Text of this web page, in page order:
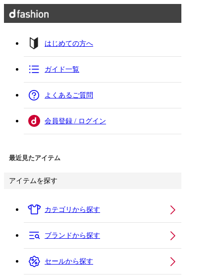
はじめての方へ
ガイド一覧
よくあるご質問
会員登録 / ログイン
最近見たアイテム
アイテムを探す
カテゴリから探す
ブランドから探す
セールから探す